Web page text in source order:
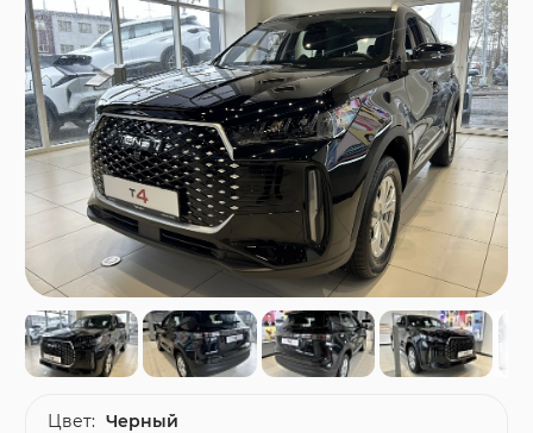
Цвет: Черный